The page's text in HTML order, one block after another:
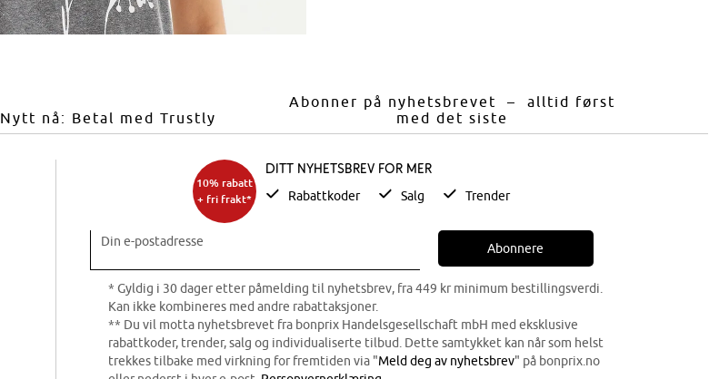
Nytt nå: Betal med Trustly
Abonner på nyhetsbrevet – alltid først
med det siste
10% rabatt
+ fri frakt*
Ditt nyhetsbrev for mer
Rabattkoder Salg Trender
Din e-postadresse Abonnere
* Gyldig i 30 dager etter påmelding til nyhetsbrev, fra 449 kr minimum bestillingsverdi.
Kan ikke kombineres med andre rabattaksjoner.
** Du vil motta nyhetsbrevet fra bonprix Handelsgesellschaft mbH med eksklusive
rabattkoder, trender, salg og individualiserte tilbud. Dette samtykket kan når som helst
trekkes tilbake med virkning for fremtiden via "Meld deg av nyhetsbrev" på bonprix.no